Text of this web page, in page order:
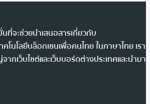
ที่จะช่วยนำเสนอสารเกี่ยวกับ
โนโลยีบล็อกเชนเพื่อคนไทย ในภาษาไทย เรา
กเว็บไซต์และเว็บบอร์ดต่างประเทศและนำมา